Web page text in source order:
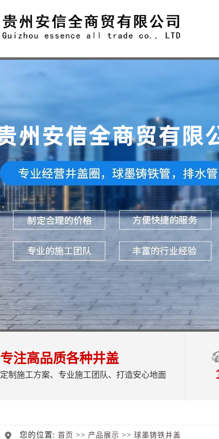
专注高品质各种井盖
定制施工方案、专业施工团队、打造安心地面
您的位置: 首页 >> 产品展示 >> 球墨铸铁井盖